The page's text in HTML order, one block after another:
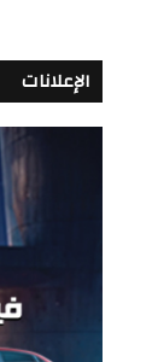
الإعلانات